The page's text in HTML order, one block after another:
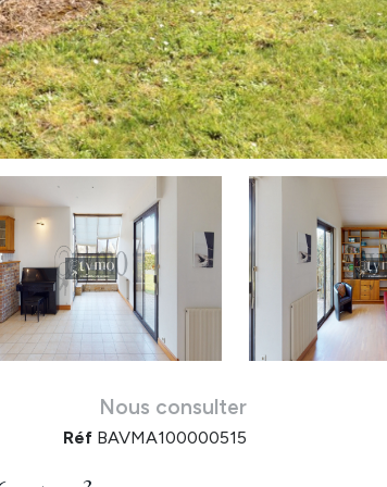
Nous consulter
Réf BAVMA100000515